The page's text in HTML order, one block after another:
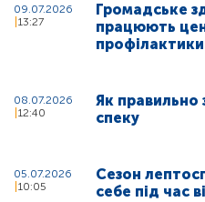
09.07.2026
13:27
Громадське
працюють
08.07.2026
12:40
Як правильно
спеку
05.07.2026
10:05
Сезон
себе під час